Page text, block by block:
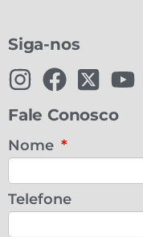
Siga-nos
Fale Conosco
Nome
Telefone